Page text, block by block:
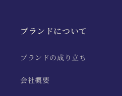
ブランドについて
ブランドの成り立ち
会社概要